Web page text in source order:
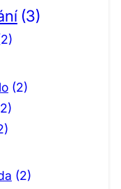
(3)
(2)
(2)